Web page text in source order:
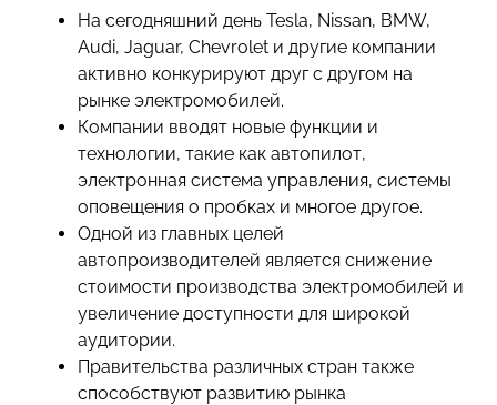
На сегодняшний день Tesla, Nissan, BMW,
Audi, Jaguar, Chevrolet и другие компании
активно конкурируют друг с другом на
рынке электромобилей.
Компании вводят новые функции и
технологии, такие как автопилот,
электронная система управления, системы
оповещения о пробках и многое другое.
Одной из главных целей
автопроизводителей является снижение
стоимости производства электромобилей и
увеличение доступности для широкой
аудитории.
Правительства различных стран также
способствуют развитию рынка